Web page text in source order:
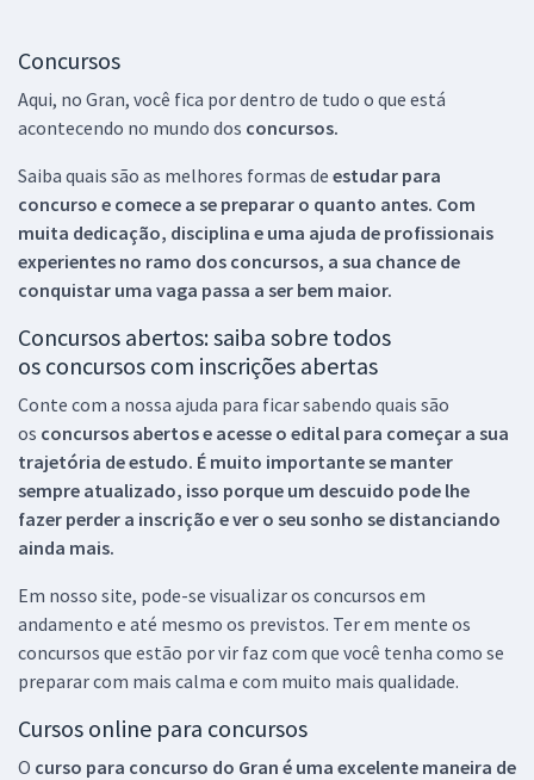
Concursos
Aqui, no Gran, você fica por dentro de tudo o que está
acontecendo no mundo dos concursos.
Saiba quais são as melhores formas de estudar para
concurso e comece a se preparar o quanto antes. Com
muita dedicação, disciplina e uma ajuda de profissionais
experientes no ramo dos concursos, a sua chance de
conquistar uma vaga passa a ser bem maior.
Concursos abertos: saiba sobre todos
os concursos com inscrições abertas
Conte com a nossa ajuda para ficar sabendo quais são
os concursos abertos e acesse o edital para começar a sua
trajetória de estudo. É muito importante se manter
sempre atualizado, isso porque um descuido pode lhe
fazer perder a inscrição e ver o seu sonho se distanciando
ainda mais.
Em nosso site, pode-se visualizar os concursos em
andamento e até mesmo os previstos. Ter em mente os
concursos que estão por vir faz com que você tenha como se
preparar com mais calma e com muito mais qualidade.
Cursos online para concursos
O curso para concurso do Gran é uma excelente maneira de